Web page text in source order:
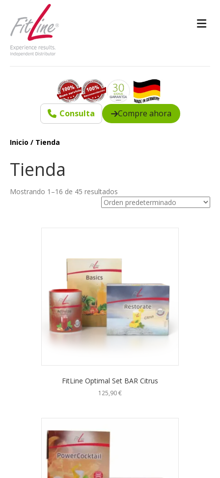
Consulta Compre ahora
Inicio / Tienda
Tienda
Mostrando 1–16 de 45 resultados
FitLine Optimal Set BAR Citrus
125,90€